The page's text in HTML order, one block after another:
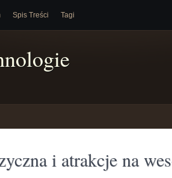
Spis Treści Tagi
i atrakcje na